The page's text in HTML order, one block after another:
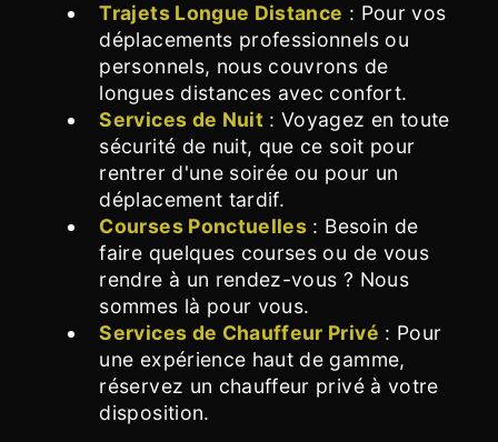
Trajets Longue Distance : Pour vos
déplacements professionnels ou
personnels, nous couvrons de
longues distances avec confort.
Services de Nuit : Voyagez en toute
sécurité de nuit, que ce soit pour
rentrer d'une soirée ou pour un
déplacement tardif.
Courses Ponctuelles : Besoin de
faire quelques courses ou de vous
rendre à un rendez-vous ? Nous
sommes là pour vous.
Services de Chauffeur Privé : Pour
une expérience haut de gamme,
réservez un chauffeur privé à votre
disposition.